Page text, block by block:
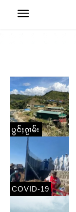
ပွင်ႈၵႂၢမ်း
COVID-19